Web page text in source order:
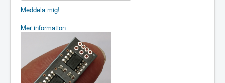
Meddela mig!
Mer information